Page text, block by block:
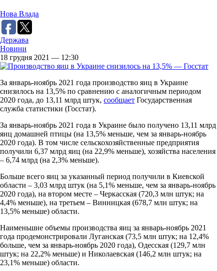
Нова Влада
Держава
Новини
18 грудня 2021 — 12:30
За январь-ноябрь 2021 года производство яиц в Украине
снизилось на 13,5% по сравнению с аналогичным периодом
2020 года, до 13,11 млрд штук, сообщает Государственная
служба статистики (Госстат).
За январь-ноябрь 2021 года в Украине было получено 13,11 млрд
яиц домашней птицы (на 13,5% меньше, чем за январь-ноябрь
2020 года). В том числе сельскохозяйственные предприятия
получили 6,37 млрд яиц (на 22,9% меньше), хозяйства населения
– 6,74 млрд (на 2,3% меньше).
Больше всего яиц за указанный период получили в Киевской
области – 3,03 млрд штук (на 5,1% меньше, чем за январь-ноябрь
2020 года), на втором месте – Черкасская (720,3 млн штук; на
4,4% меньше), на третьем – Винницкая (678,7 млн ​​штук; на
13,5% меньше) области.
Наименьшие объемы производства яиц за январь-ноябрь 2021
года продемонстрировали Луганская (73,5 млн штук; на 12,4%
больше, чем за январь-ноябрь 2020 года), Одесская (129,7 млн ​​
штук; на 22,2% меньше) и Николаевская (146,2 млн штук; на
23,1% меньше) области.